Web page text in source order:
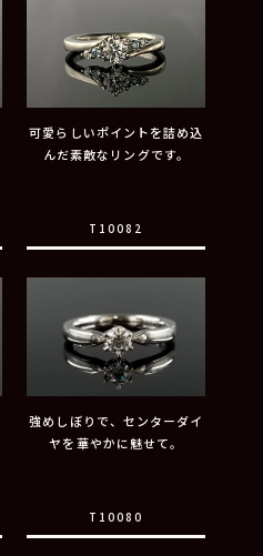
可愛らしいポイントを詰め込
んだ素敵なリングです。
T10082
強めしぼりで、センターダイ
ヤを華やかに魅せて。
T10080